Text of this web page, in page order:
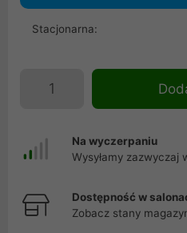
Stacjonarna:
Na wyczerpaniu
Wysyłamy zazwyczaj
Dostępność w
Zobacz stany